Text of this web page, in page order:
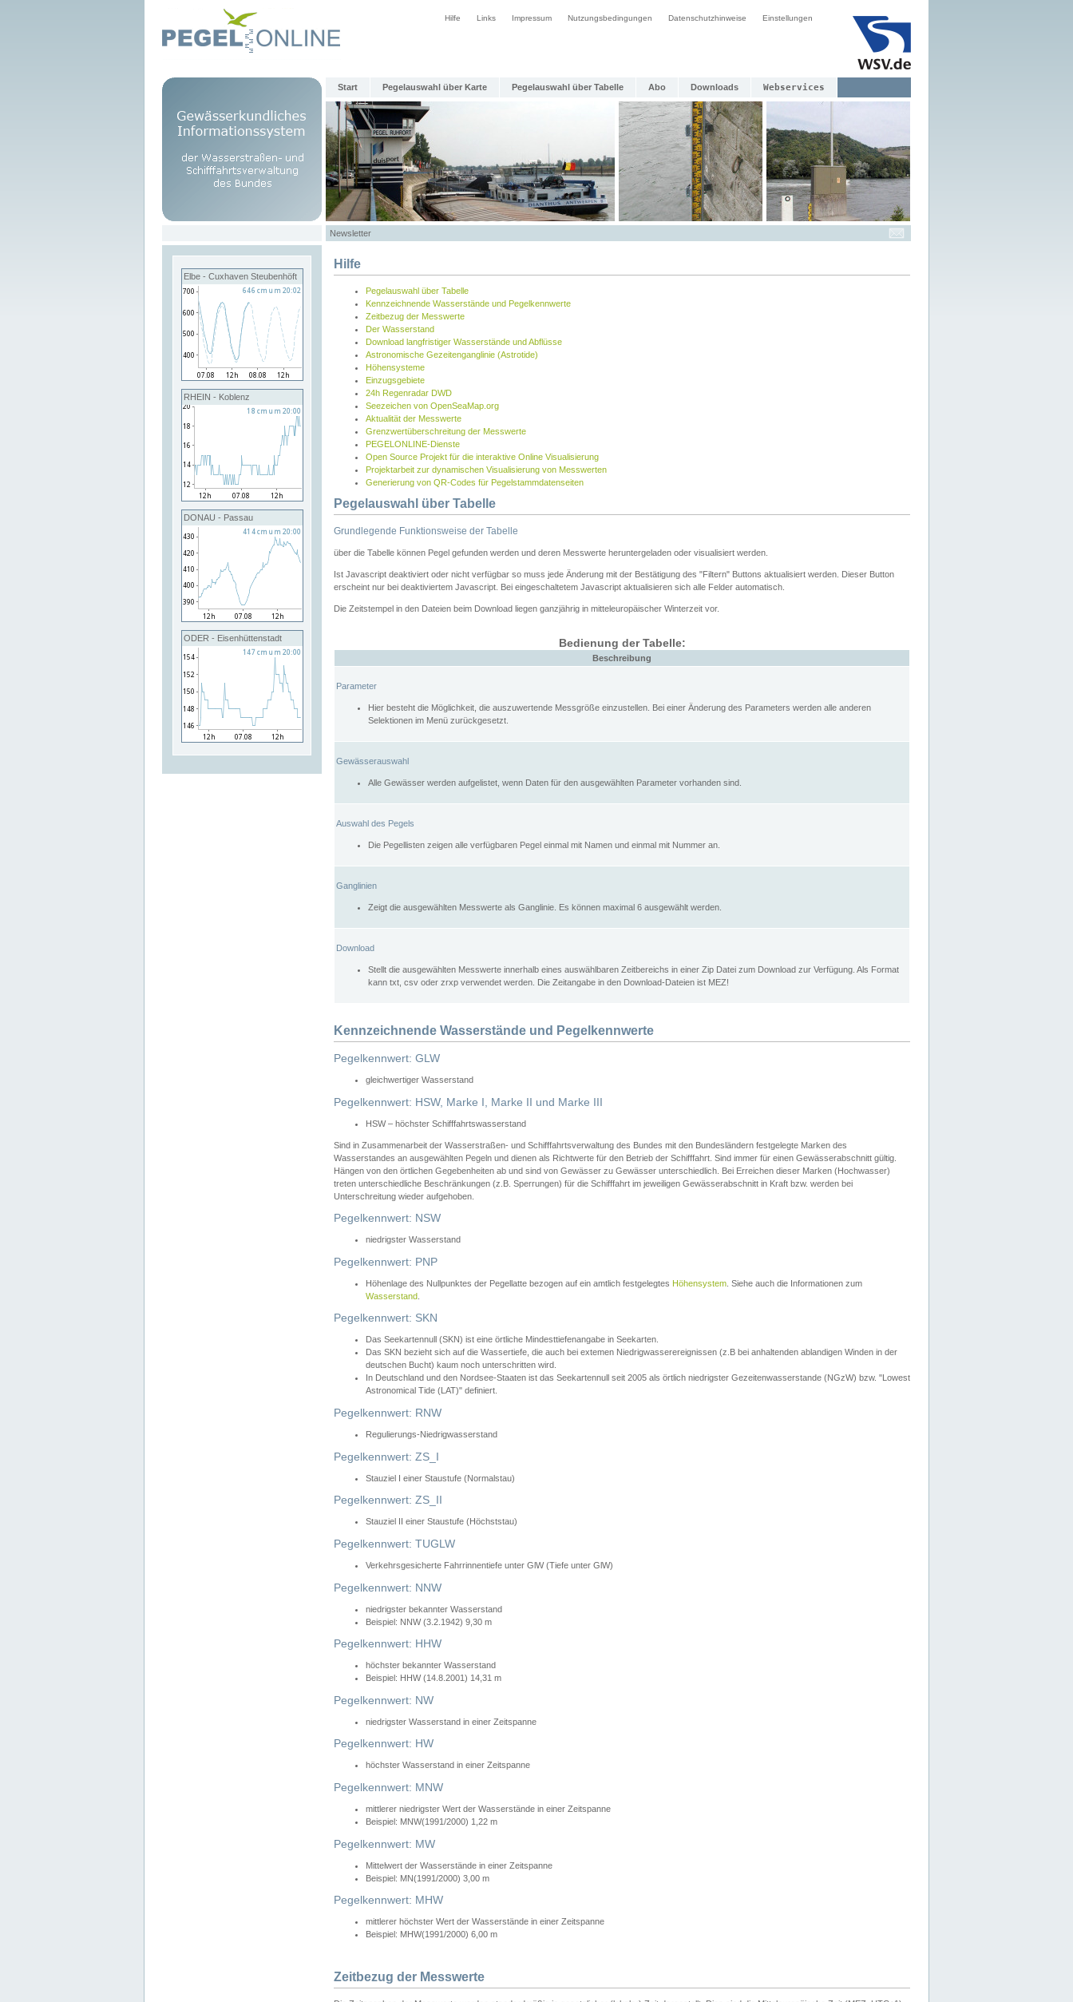
Hilfe Links Impressum Nutzungsbedingungen Datenschutzhinweise Einstellungen
Start Pegelauswahl über Karte Pegelauswahl über Tabelle Abo Downloads Webservices
Newsletter
Elbe - Cuxhaven Steubenhöft
RHEIN - Koblenz
DONAU - Passau
ODER - Eisenhüttenstadt
Hilfe
Pegelauswahl über Tabelle
Kennzeichnende Wasserstände und Pegelkennwerte
Zeitbezug der Messwerte
Der Wasserstand
Download langfristiger Wasserstände und Abflüsse
Astronomische Gezeitenganglinie (Astrotide)
Höhensysteme
Einzugsgebiete
24h Regenradar DWD
Seezeichen von OpenSeaMap.org
Aktualität der Messwerte
Grenzwertüberschreitung der Messwerte
PEGELONLINE-Dienste
Open Source Projekt für die interaktive Online Visualisierung
Projektarbeit zur dynamischen Visualisierung von Messwerten
Generierung von QR-Codes für Pegelstammdatenseiten
Pegelauswahl über Tabelle
Grundlegende Funktionsweise der Tabelle
über die Tabelle können Pegel gefunden werden und deren Messwerte heruntergeladen oder visualisiert werden.
Ist Javascript deaktiviert oder nicht verfügbar so muss jede Änderung mit der Bestätigung des "Filtern" Buttons aktualisiert werden. Dieser Button
erscheint nur bei deaktiviertem Javascript. Bei eingeschaltetem Javascript aktualisieren sich alle Felder automatisch.
Die Zeitstempel in den Dateien beim Download liegen ganzjährig in mitteleuropäischer Winterzeit vor.
Bedienung der Tabelle:
Beschreibung
Parameter
Hier besteht die Möglichkeit, die auszuwertende Messgröße einzustellen. Bei einer Änderung des Parameters werden alle anderen
Selektionen im Menü zurückgesetzt.
Gewässerauswahl
Alle Gewässer werden aufgelistet, wenn Daten für den ausgewählten Parameter vorhanden sind.
Auswahl des Pegels
Die Pegellisten zeigen alle verfügbaren Pegel einmal mit Namen und einmal mit Nummer an.
Ganglinien
Zeigt die ausgewählten Messwerte als Ganglinie. Es können maximal 6 ausgewählt werden.
Download
Stellt die ausgewählten Messwerte innerhalb eines auswählbaren Zeitbereichs in einer Zip Datei zum Download zur Verfügung. Als Format
kann txt, csv oder zrxp verwendet werden. Die Zeitangabe in den Download-Dateien ist MEZ!
Kennzeichnende Wasserstände und Pegelkennwerte
Pegelkennwert: GLW
gleichwertiger Wasserstand
Pegelkennwert: HSW, Marke I, Marke II und Marke III
HSW – höchster Schifffahrtswasserstand
Sind in Zusammenarbeit der Wasserstraßen- und Schifffahrtsverwaltung des Bundes mit den Bundesländern festgelegte Marken des
Wasserstandes an ausgewählten Pegeln und dienen als Richtwerte für den Betrieb der Schifffahrt. Sind immer für einen Gewässerabschnitt gültig.
Hängen von den örtlichen Gegebenheiten ab und sind von Gewässer zu Gewässer unterschiedlich. Bei Erreichen dieser Marken (Hochwasser)
treten unterschiedliche Beschränkungen (z.B. Sperrungen) für die Schifffahrt im jeweiligen Gewässerabschnitt in Kraft bzw. werden bei
Unterschreitung wieder aufgehoben.
Pegelkennwert: NSW
niedrigster Wasserstand
Pegelkennwert: PNP
Höhenlage des Nullpunktes der Pegellatte bezogen auf ein amtlich festgelegtes Höhensystem . Siehe auch die Informationen zum
Wasserstand
Pegelkennwert: SKN
Das Seekartennull (SKN) ist eine örtliche Mindesttiefenangabe in Seekarten.
Das SKN bezieht sich auf die Wassertiefe, die auch bei extemen Niedrigwasserereignissen (z.B bei anhaltenden ablandigen Winden in der
deutschen Bucht) kaum noch unterschritten wird.
In Deutschland und den Nordsee-Staaten ist das Seekartennull seit 2005 als örtlich niedrigster Gezeitenwasserstande (NGzW) bzw. "Lowest
Astronomical Tide (LAT)" definiert.
Pegelkennwert: RNW
Regulierungs-Niedrigwasserstand
Pegelkennwert: ZS_I
Stauziel I einer Staustufe (Normalstau)
Pegelkennwert: ZS_II
Stauziel II einer Staustufe (Höchststau)
Pegelkennwert: TUGLW
Verkehrsgesicherte Fahrrinnentiefe unter GlW (Tiefe unter GlW)
Pegelkennwert: NNW
niedrigster bekannter Wasserstand
Beispiel: NNW (3.2.1942) 9,30 m
Pegelkennwert: HHW
höchster bekannter Wasserstand
Beispiel: HHW (14.8.2001) 14,31 m
Pegelkennwert: NW
niedrigster Wasserstand in einer Zeitspanne
Pegelkennwert: HW
höchster Wasserstand in einer Zeitspanne
Pegelkennwert: MNW
mittlerer niedrigster Wert der Wasserstände in einer Zeitspanne
Beispiel: MNW(1991/2000) 1,22 m
Pegelkennwert: MW
Mittelwert der Wasserstände in einer Zeitspanne
Beispiel: MN(1991/2000) 3,00 m
Pegelkennwert: MHW
mittlerer höchster Wert der Wasserstände in einer Zeitspanne
Beispiel: MHW(1991/2000) 6,00 m
Zeitbezug der Messwerte